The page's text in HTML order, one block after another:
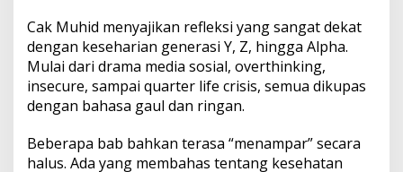
Cak Muhid menyajikan refleksi yang sangat dekat
dengan keseharian generasi Y, Z, hingga Alpha.
Mulai dari drama media sosial, overthinking,
insecure, sampai quarter life crisis, semua dikupas
dengan bahasa gaul dan ringan.
Beberapa bab bahkan terasa “menampar” secara
halus. Ada yang membahas tentang kesehatan